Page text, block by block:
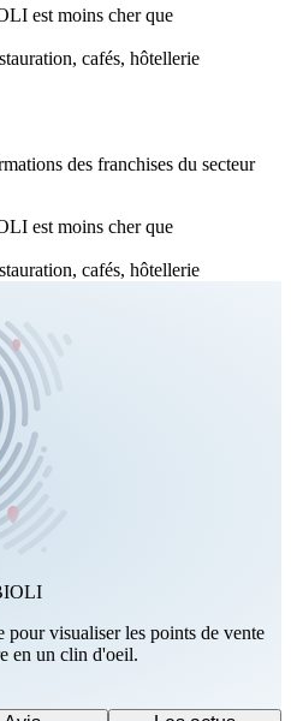
est moins cher que
cafés, hôtellerie
des franchises du secteur
est moins cher que
cafés, hôtellerie
pour visualiser les points de vente
en un clin d'oeil.